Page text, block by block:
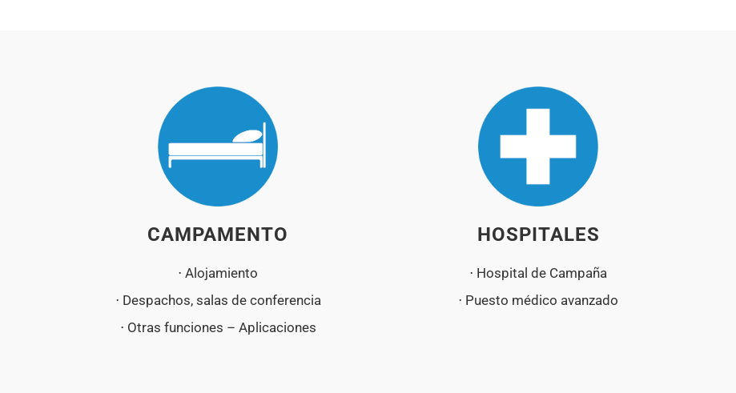
CAMPAMENTO
⋅ Alojamiento
⋅ Despachos, salas de conferencia
⋅ Otras funciones – Aplicaciones
HOSPITALES
⋅ Hospital de Campaña
⋅ Puesto médico avanzado